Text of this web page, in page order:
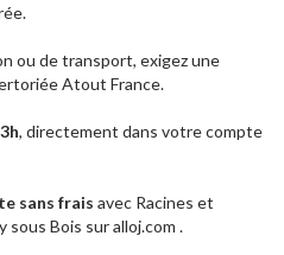
ou de transport, exigez une
Atout France.
, directement dans votre compte
sans frais avec Racines et
sous Bois sur alloj.com .